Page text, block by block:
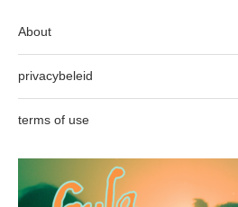
About
privacybeleid
terms of use